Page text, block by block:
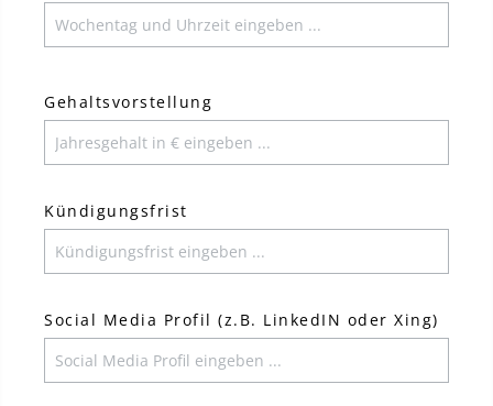
Gehaltsvorstellung
Kündigungsfrist
Social Media Profil (z.B. LinkedIN oder Xing)